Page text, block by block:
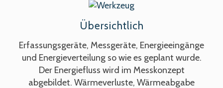
Übersichtlich
Erfassungsgeräte, Messgeräte, Energieeingänge
und Energieverteilung so wie es geplant wurde.
Der Energiefluss wird im Messkonzept
abgebildet. Wärmeverluste, Wärmeabgabe